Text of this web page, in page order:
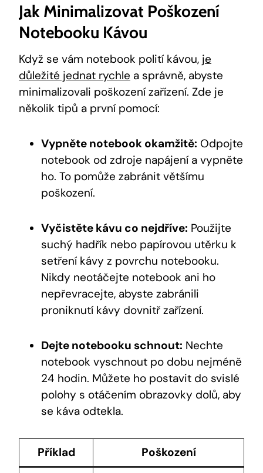
Jak Minimalizovat Poškození
Notebooku Kávou
Když se vám notebook polití kávou, je
důležité jednat rychle a správně, abyste
minimalizovali poškození zařízení. Zde je
několik tipů a první pomocí:
Vypněte notebook okamžitě: Odpojte
notebook od zdroje napájení a vypněte
ho. To pomůže zabránit většímu
poškození.
Vyčistěte kávu co nejdříve: Použijte
suchý hadřík nebo papírovou utěrku k
setření kávy z povrchu notebooku.
Nikdy neotáčejte notebook ani ho
nepřevracejte, abyste zabránili
proniknutí kávy dovnitř zařízení.
Dejte notebooku schnout: Nechte
notebook vyschnout po dobu nejméně
24 hodin. Můžete ho postavit do svislé
polohy s otáčením obrazovky dolů, aby
se káva odtekla.
Příklad
Poškození